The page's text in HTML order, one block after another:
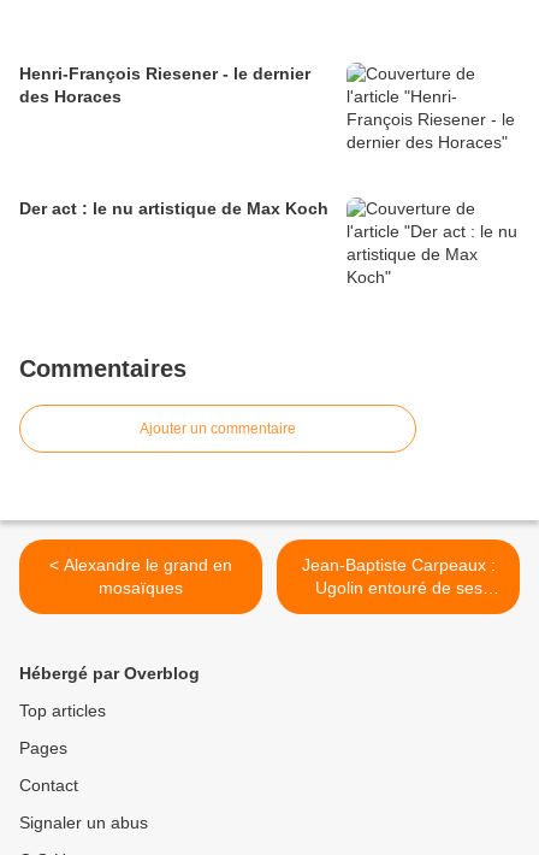
Henri-François Riesener - le dernier
des Horaces
Der act : le nu artistique de Max Koch
Commentaires
Ajouter un commentaire
< Alexandre le grand en
mosaïques
Jean-Baptiste Carpeaux :
Ugolin entouré de ses
quatre enfants >
Hébergé par Overblog
Top articles
Pages
Contact
Signaler un abus